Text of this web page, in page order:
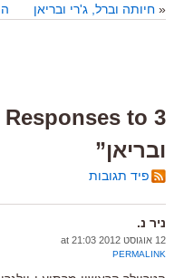
« חיותה וברל, ג'רי ובריאן
ובריאן”
פיד תגובות
ניר נ.
12 אוגוסט 2012 at 21:03
PERMALINK